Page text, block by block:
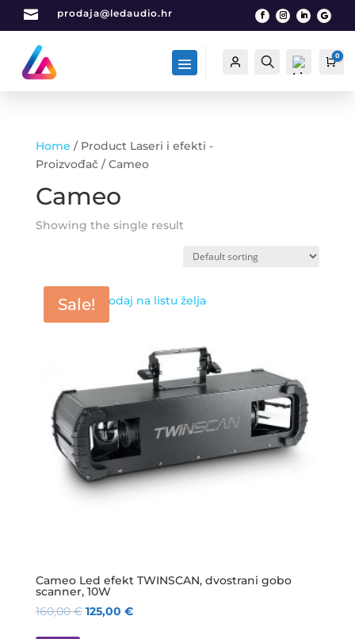
 prodaja@ledaudio.hr
Račun Traži 0
Home / Product Laseri i efekti -
Proizvođač / Cameo
Cameo
Showing the single result
Sale!
Cameo Led efekt TWINSCAN, dvostrani gobo
scanner, 10W
160,00€ 125,00 €
Dodaj na listu želja